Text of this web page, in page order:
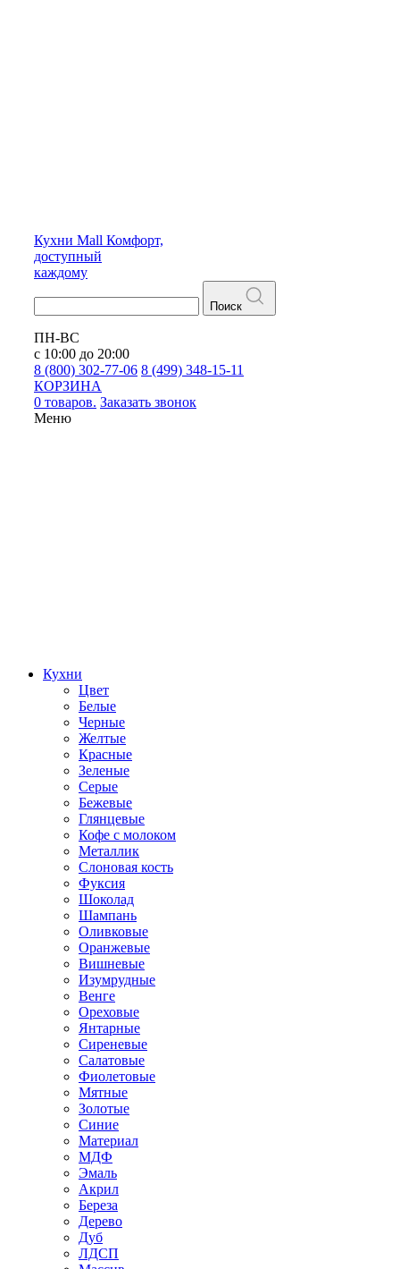
Кухни Mall Комфорт,
доступный
каждому
Поиск
ПН-ВС
с 10:00 до 20:00
8 (800) 302-77-06 8 (499) 348-15-11
КОРЗИНА
0 товаров. Заказать звонок
Меню
Кухни
Цвет
Белые
Черные
Желтые
Красные
Зеленые
Серые
Бежевые
Глянцевые
Кофе с молоком
Металлик
Слоновая кость
Фуксия
Шоколад
Шампань
Оливковые
Оранжевые
Вишневые
Изумрудные
Венге
Ореховые
Янтарные
Сиреневые
Салатовые
Фиолетовые
Мятные
Золотые
Синие
Материал
МДФ
Эмаль
Акрил
Береза
Дерево
Дуб
ЛДСП